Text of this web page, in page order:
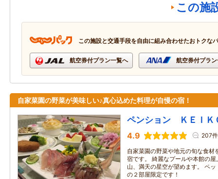
この施
この施設と交通手段を自由に組み合わせたおトクな
航空券付プラン一覧へ 航空券付プラ
自家菜園の野菜が美味しい♪真心込めた料理が自慢の宿！
ペンション ＫＥＩＫ
4.9 207件
自家菜園の野菜や地元の旬な食材
宿です。 綺麗なプールや本館の
山、満天の星空が望めます。 ペ
の２部屋限定です！